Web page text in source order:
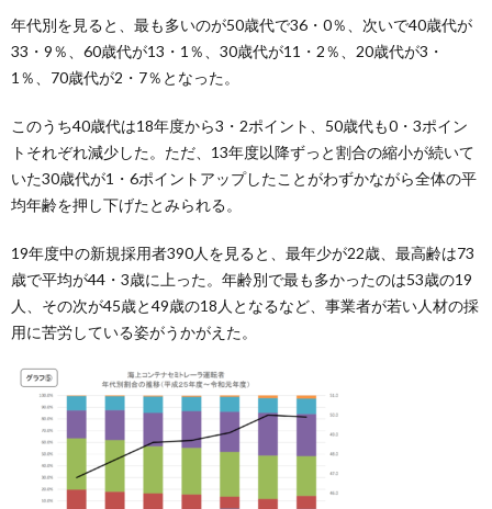
年代別を見ると、最も多いのが50歳代で36・0％、次いで40歳代が
33・9％、60歳代が13・1％、30歳代が11・2％、20歳代が3・
1％、70歳代が2・7％となった。
このうち40歳代は18年度から3・2ポイント、50歳代も0・3ポイン
トそれぞれ減少した。ただ、13年度以降ずっと割合の縮小が続いて
いた30歳代が1・6ポイントアップしたことがわずかながら全体の平
均年齢を押し下げたとみられる。
19年度中の新規採用者390人を見ると、最年少が22歳、最高齢は73
歳で平均が44・3歳に上った。年齢別で最も多かったのは53歳の19
人、その次が45歳と49歳の18人となるなど、事業者が若い人材の採
用に苦労している姿がうかがえた。